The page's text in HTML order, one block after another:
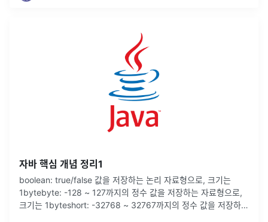
자바 핵심 개념 정리1
boolean: true/false 값을 저장하는 논리 자료형으로, 크기는
1bytebyte: -128 ~ 127까지의 정수 값을 저장하는 자료형으로,
크기는 1byteshort: -32768 ~ 32767까지의 정수 값을 저장하는